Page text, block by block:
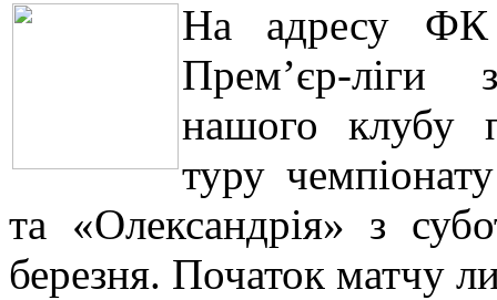
На адресу ФК
Прем’єр-ліги
нашого клубу
туру
та «Олександрія» з
березня. Початок матчу